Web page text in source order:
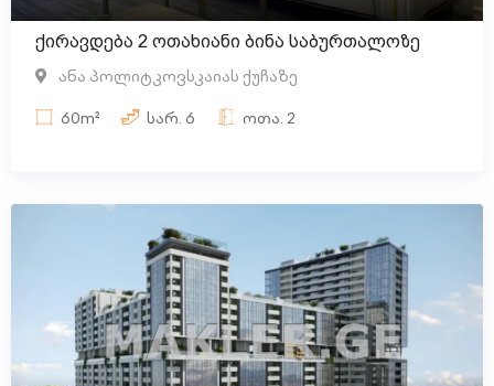
ქირავდება 2 ოთახიანი ბინა საბურთალოზე
ანა პოლიტკოვსკაიას ქუჩაზე
60m²
სარ. 6 ოთა. 2